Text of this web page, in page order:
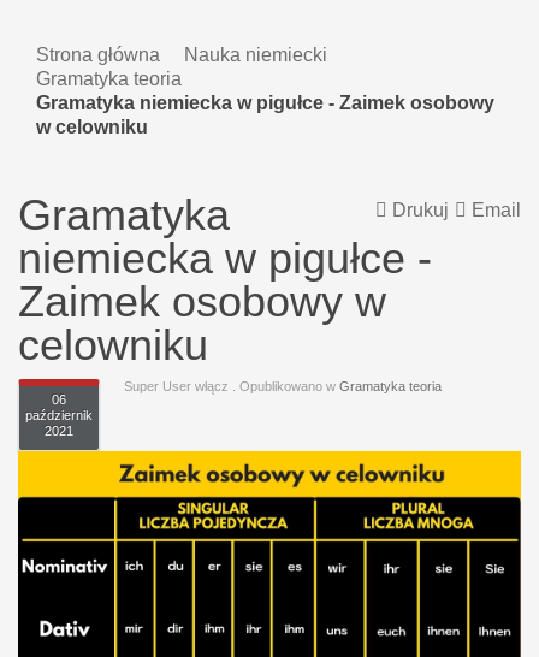
Strona główna
Nauka niemiecki
Gramatyka teoria
Gramatyka niemiecka w pigułce - Zaimek osobowy
w celowniku
Email
Drukuj
Gramatyka
niemiecka w pigułce -
Zaimek osobowy w
celowniku
Super User włącz
06
październik
2021
. Opublikowano w Gramatyka teoria